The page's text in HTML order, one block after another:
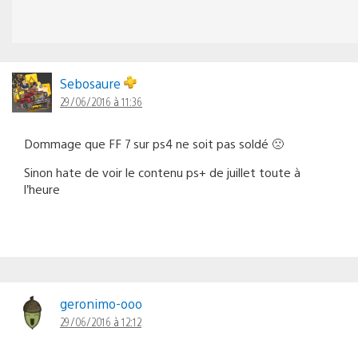
Sebosaure
29/06/2016 à 11:36
Dommage que FF 7 sur ps4 ne soit pas soldé 🙁
Sinon hate de voir le contenu ps+ de juillet toute à
l’heure
geronimo-ooo
29/06/2016 à 12:12